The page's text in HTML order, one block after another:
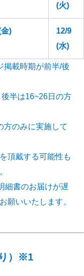
(火)
)
12/9
(水)
載時期が前半/後
半は16~26日の方
のみに実施して
戴する可能性も
細書のお届けが遅
願いいたします。
）※1